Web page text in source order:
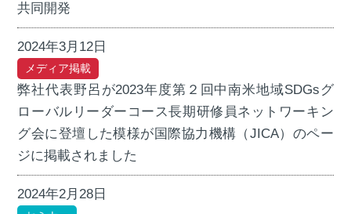
共同開発
2024年3月12日
メディア掲載
弊社代表野呂が2023年度第２回中南米地域SDGsグ
ローバルリーダーコース長期研修員ネットワーキン
グ会に登壇した模様が国際協力機構（JICA）のペー
ジに掲載されました
2024年2月28日